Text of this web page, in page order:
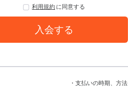
利用規約 に同意する
入会する
・支払いの時期、方法